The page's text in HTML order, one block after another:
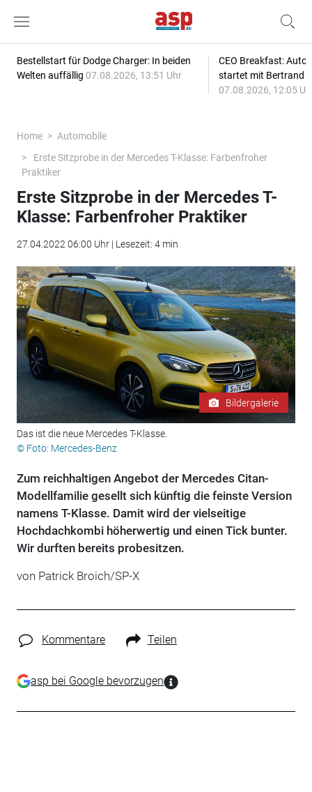
Bestellstart für Dodge Charger: In beiden
Welten auffällig 07.08.2026, 13:51 Uhr
CEO Breakfast:
startet mit Bertrand
07.08.2026, 12:05
Home
Automobile
Erste Sitzprobe in der Mercedes T-Klasse: Farbenfroher
Praktiker
Erste Sitzprobe in der Mercedes T-
Klasse: Farbenfroher Praktiker
27.04.2022 06:00 Uhr | Lesezeit: 4 min
Bildergalerie
Das ist die neue Mercedes T-Klasse.
© Foto: Mercedes-Benz
Zum reichhaltigen Angebot der Mercedes Citan-
Modellfamilie gesellt sich künftig die feinste Version
namens T-Klasse. Damit wird der vielseitige
Hochdachkombi höherwertig und einen Tick bunter.
Wir durften bereits probesitzen.
von Patrick Broich/SP-X
Kommentare Teilen
asp bei Google bevorzugen